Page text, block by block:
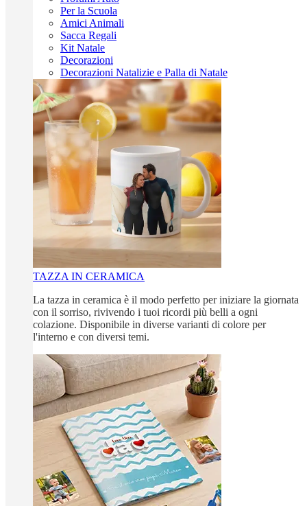
Per la Scuola
Amici Animali
Sacca Regali
Kit Natale
Decorazioni
Decorazioni Natalizie e Palla di Natale
TAZZA IN CERAMICA
La tazza in ceramica è il modo perfetto per iniziare la giornata
con il sorriso, rivivendo i tuoi ricordi più belli a ogni
colazione. Disponibile in diverse varianti di colore per
l'interno e con diversi temi.